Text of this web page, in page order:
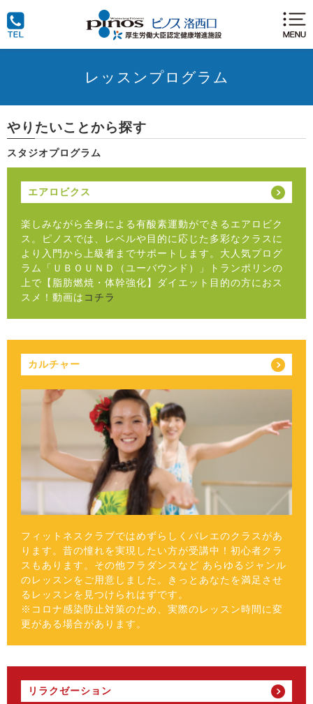
レッスンプログラム
やりたいことから探す
スタジオプログラム
エアロビクス
楽しみながら全身による有酸素運動ができるエアロビク
ス。ピノスでは、レベルや目的に応じた多彩なクラスに
より入門から上級者までサポートします。大人気プログ
ラム「ＵＢＯＵＮＤ（ユーバウンド）」トランポリンの
上で【脂肪燃焼・体幹強化】ダイエット目的の方におス
スメ！動画は コチラ
カルチャー
フィットネスクラブではめずらしくバレエのクラスがあ
ります。昔の憧れを実現したい方が受講中！初心者クラ
スもあります。その他フラダンスなど あらゆるジャンル
のレッスンをご用意しました。きっとあなたを満足させ
るレッスンを見つけられはずです。
※コロナ感染防止対策のため、実際のレッスン時間に変
更がある場合があります。
リラクゼーション